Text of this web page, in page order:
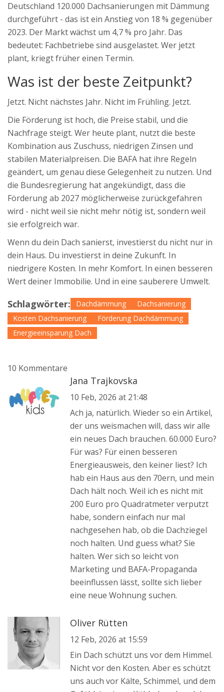
Deutschland 120.000 Dachsanierungen mit Dämmung
durchgeführt - das ist ein Anstieg von 18 % gegenüber
2023. Der Markt wächst um 4,7 % pro Jahr. Das
bedeutet: Fachbetriebe sind ausgelastet. Wer jetzt
plant, kriegt früher einen Termin.
Was ist der beste Zeitpunkt?
Jetzt. Nicht nächstes Jahr. Nicht im Frühling. Jetzt.
Die Förderung ist hoch, die Preise stabil, und die
Nachfrage steigt. Wer heute plant, nutzt die beste
Kombination aus Zuschuss, niedrigen Zinsen und
stabilen Materialpreisen. Die BAFA hat ihre Regeln
geändert, um genau diese Gelegenheit zu nutzen. Und
die Bundesregierung hat angekündigt, dass die
Förderung ab 2027 möglicherweise zurückgefahren
wird - nicht weil sie nicht mehr nötig ist, sondern weil
sie erfolgreich war.
Wenn du dein Dach sanierst, investierst du nicht nur in
dein Haus. Du investierst in deine Zukunft. In
niedrigere Kosten. In mehr Komfort. In einen besseren
Wert deiner Immobilie. Und in eine sauberere Umwelt.
Schlagwörter: Dachdämmung
Dachsanierung
Kosten Dachsanierung
Förderung Dachdämmung
Energieeinsparung Dach
10 Kommentare
Jana Trajkovska
10 Feb, 2026 at 21:48
Ach ja, natürlich. Wieder so ein Artikel,
der uns weismachen will, dass wir alle
ein neues Dach brauchen. 60.000 Euro?
Für was? Für einen besseren
Energieausweis, den keiner liest? Ich
hab ein Haus aus den 70ern, und mein
Dach hält noch. Weil ich es nicht mit
200 Euro pro Quadratmeter verputzt
habe, sondern einfach nur mal
nachgesehen hab, ob die Dachziegel
noch halten. Und guess what? Sie
halten. Wer sich so leicht von
Marketing und BAFA-Propaganda
beeinflussen lässt, sollte sich lieber
eine neue Wohnung suchen.
Oliver Rütten
12 Feb, 2026 at 15:59
Ein Dach schützt uns vor dem Himmel.
Nicht vor den Kosten. Aber es schützt
uns auch vor Kälte, Schimmel, und dem